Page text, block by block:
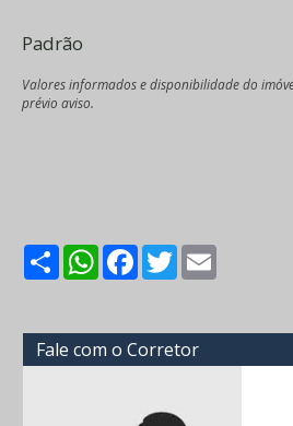
Padrão
Valores informados e disponibilidade do
prévio aviso.
ShareWhatsApp
Facebook
Twitter
Fale com o Corretor